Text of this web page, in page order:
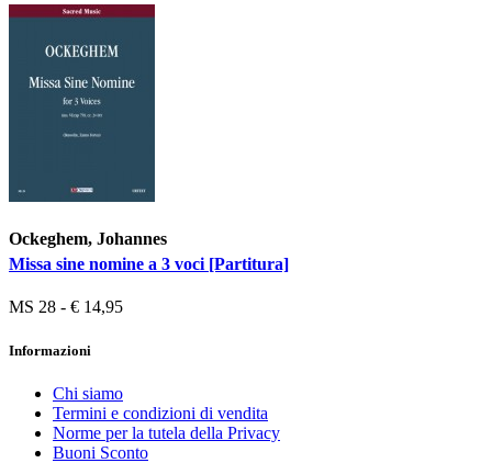
Ockeghem, Johannes
Missa sine nomine a 3 voci [Partitura]
MS 28 - € 14,95
Informazioni
Chi siamo
Termini e condizioni di vendita
Norme per la tutela della Privacy
Buoni Sconto